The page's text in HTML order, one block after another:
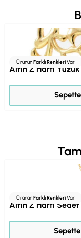
ÜrününFarklı RenkleriVar
Altın Z Harfi
ÜrününFarklı RenkleriVar
Altın Z Harfi Sedef